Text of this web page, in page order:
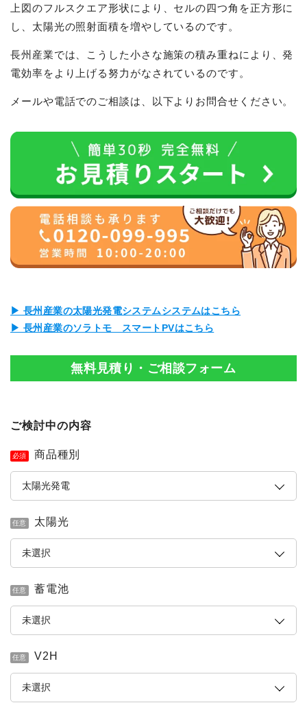
上図のフルスクエア形状により、セルの四つ角を正方形に
し、太陽光の照射面積を増やしているのです。
長州産業では、こうした小さな施策の積み重ねにより、発
電効率をより上げる努力がなされているのです。
メールや電話でのご相談は、以下よりお問合せください。
▶ 長州産業の太陽光発電システムシステムはこちら
▶ 長州産業のソラトモ スマートPVはこちら
無料見積り・ご相談フォーム
ご検討中の内容
必須 商品種別
任意 太陽光
任意 蓄電池
任意 V2H